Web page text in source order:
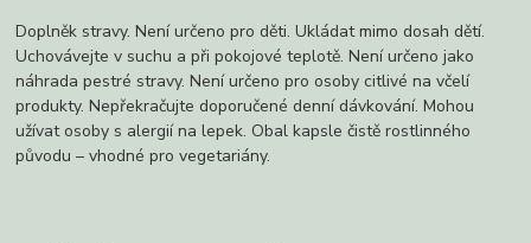
Doplněk stravy. Není určeno pro děti. Ukládat mimo dosah dětí.
Uchovávejte v suchu a při pokojové teplotě. Není určeno jako
náhrada pestré stravy. Není určeno pro osoby citlivé na včelí
produkty. Nepřekračujte doporučené denní dávkování. Mohou
užívat osoby s alergií na lepek. Obal kapsle čistě rostlinného
původu – vhodné pro vegetariány.